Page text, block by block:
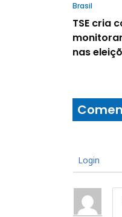
Brasil
TSE cria
nas
Login